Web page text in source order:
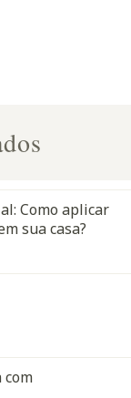
Como aplicar
sua casa?
com